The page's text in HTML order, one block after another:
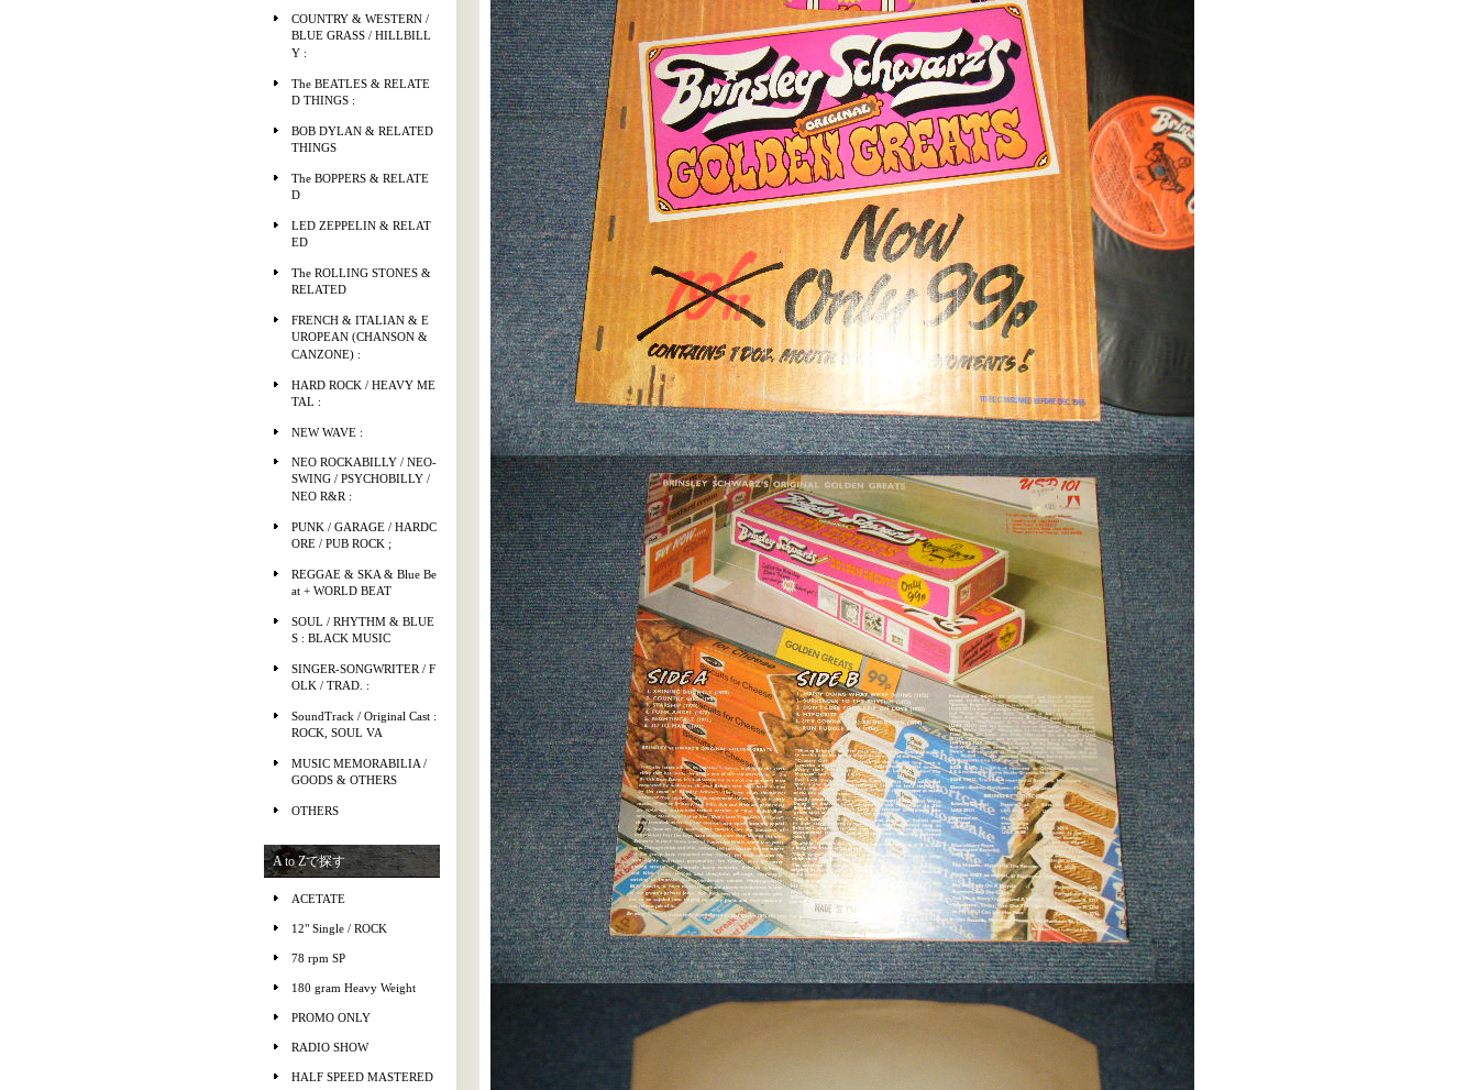
COUNTRY & WESTERN /
BLUE GRASS / HILLBILL
Y :
The BEATLES & RELATE
D THINGS :
BOB DYLAN & RELATED
THINGS
The BOPPERS & RELATE
D
LED ZEPPELIN & RELAT
ED
The ROLLING STONES &
RELATED
FRENCH & ITALIAN & E
UROPEAN (CHANSON &
CANZONE) :
HARD ROCK / HEAVY ME
TAL :
NEW WAVE :
NEO ROCKABILLY / NEO-
SWING / PSYCHOBILLY /
NEO R&R :
PUNK / GARAGE / HARDC
ORE / PUB ROCK ;
REGGAE & SKA & Blue Be
at + WORLD BEAT
SOUL / RHYTHM & BLUE
S : BLACK MUSIC
SINGER-SONGWRITER / F
OLK / TRAD. :
SoundTrack / Original Cast :
ROCK, SOUL VA
MUSIC MEMORABILIA /
GOODS & OTHERS
OTHERS
A to Zで探す
ACETATE
12" Single / ROCK
78 rpm SP
180 gram Heavy Weight
PROMO ONLY
RADIO SHOW
HALF SPEED MASTERED